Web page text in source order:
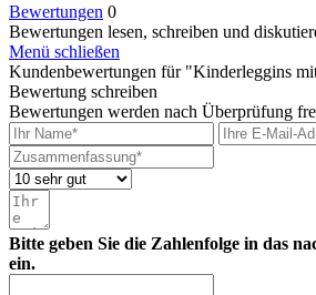
Bewertungen 0
Bewertungen lesen, schreiben und
Menü schließen
Kundenbewertungen für "Kinderleggins
Bewertung schreiben
Bewertungen werden nach Überprüfung
Bitte geben Sie die Zahlenfolge in das
ein.